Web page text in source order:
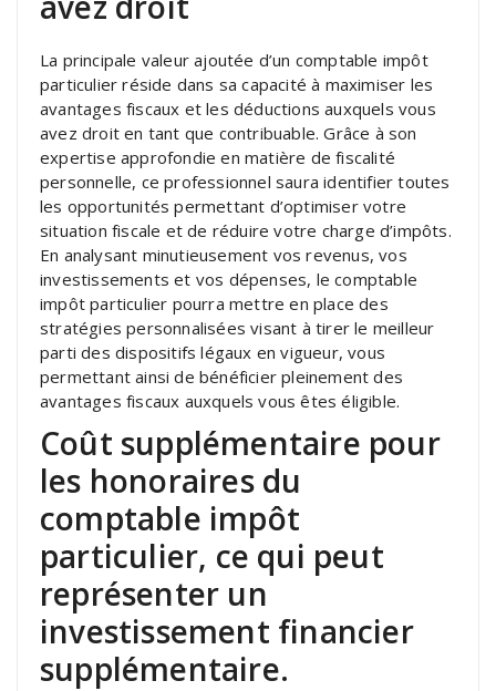
La principale valeur ajoutée d’un comptable impôt
particulier réside dans sa capacité à maximiser les
avantages fiscaux et les déductions auxquels vous
avez droit en tant que contribuable. Grâce à son
expertise approfondie en matière de fiscalité
personnelle, ce professionnel saura identifier toutes
les opportunités permettant d’optimiser votre
situation fiscale et de réduire votre charge d’impôts.
En analysant minutieusement vos revenus, vos
investissements et vos dépenses, le comptable
impôt particulier pourra mettre en place des
stratégies personnalisées visant à tirer le meilleur
parti des dispositifs légaux en vigueur, vous
permettant ainsi de bénéficier pleinement des
avantages fiscaux auxquels vous êtes éligible.
Coût supplémentaire pour
les honoraires du
comptable impôt
particulier, ce qui peut
représenter un
investissement financier
supplémentaire.